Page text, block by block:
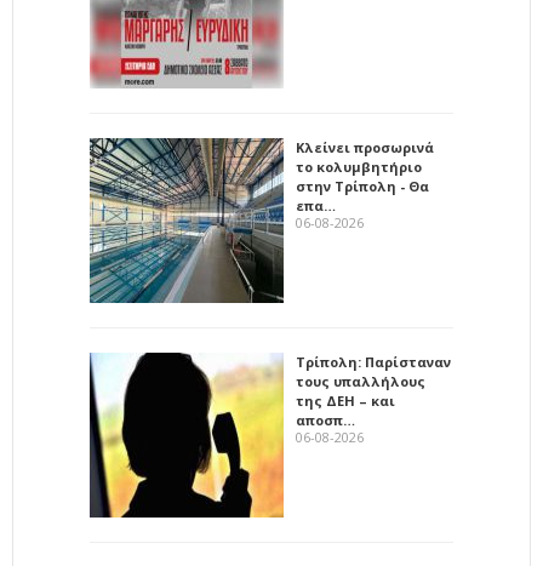
Κλείνει προσωρινά
το κολυμβητήριο
στην Τρίπολη - Θα
επα…
06-08-2026
Τρίπολη: Παρίσταναν
τους υπαλλήλους
της ΔΕΗ – και
αποσπ…
06-08-2026